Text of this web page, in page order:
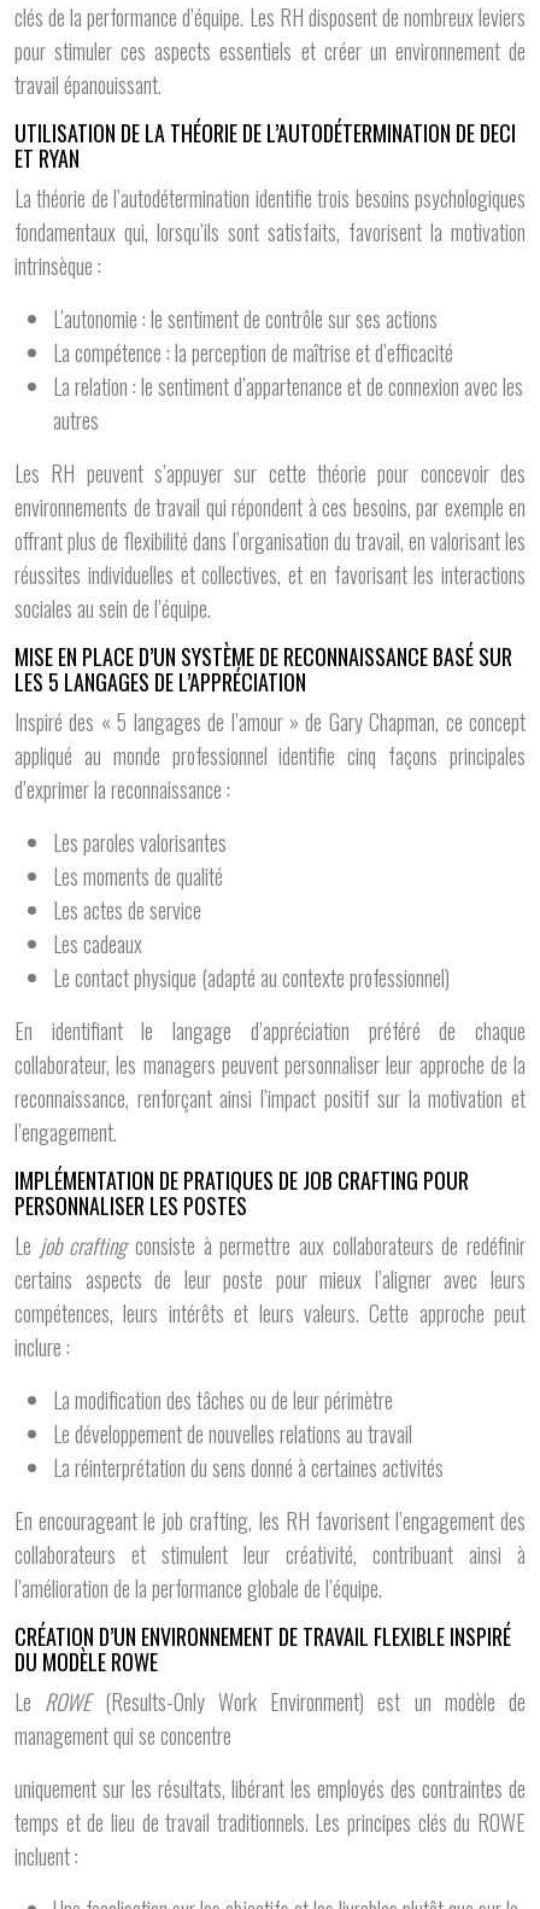
clés de la performance d’équipe. Les RH disposent de nombreux leviers
pour stimuler ces aspects essentiels et créer un environnement de
travail épanouissant.
UTILISATION DE LA THÉORIE DE L’AUTODÉTERMINATION DE DECI
ET RYAN
La théorie de l’autodétermination identifie trois besoins psychologiques
fondamentaux qui, lorsqu’ils sont satisfaits, favorisent la motivation
intrinsèque :
L’autonomie : le sentiment de contrôle sur ses actions
La compétence : la perception de maîtrise et d’efficacité
La relation : le sentiment d’appartenance et de connexion avec les
autres
Les RH peuvent s’appuyer sur cette théorie pour concevoir des
environnements de travail qui répondent à ces besoins, par exemple en
offrant plus de flexibilité dans l’organisation du travail, en valorisant les
réussites individuelles et collectives, et en favorisant les interactions
sociales au sein de l’équipe.
MISE EN PLACE D’UN SYSTÈME DE RECONNAISSANCE BASÉ SUR
LES 5 LANGAGES DE L’APPRÉCIATION
Inspiré des « 5 langages de l’amour » de Gary Chapman, ce concept
appliqué au monde professionnel identifie cinq façons principales
d’exprimer la reconnaissance :
Les paroles valorisantes
Les moments de qualité
Les actes de service
Les cadeaux
Le contact physique (adapté au contexte professionnel)
En identifiant le langage d’appréciation préféré de chaque
collaborateur, les managers peuvent personnaliser leur approche de la
reconnaissance, renforçant ainsi l’impact positif sur la motivation et
l’engagement.
IMPLÉMENTATION DE PRATIQUES DE JOB CRAFTING POUR
PERSONNALISER LES POSTES
Le job craftingconsiste à permettre aux collaborateurs de redéfinir
certains aspects de leur poste pour mieux l’aligner avec leurs
compétences, leurs intérêts et leurs valeurs. Cette approche peut
inclure :
La modification des tâches ou de leur périmètre
Le développement de nouvelles relations au travail
La réinterprétation du sens donné à certaines activités
En encourageant le job crafting, les RH favorisent l’engagement des
collaborateurs et stimulent leur créativité, contribuant ainsi à
l’amélioration de la performance globale de l’équipe.
CRÉATION D’UN ENVIRONNEMENT DE TRAVAIL FLEXIBLE INSPIRÉ
DU MODÈLE ROWE
Le ROWE (Results-Only Work Environment) est un modèle de
management qui se concentre
uniquement sur les résultats, libérant les employés des contraintes de
temps et de lieu de travail traditionnels. Les principes clés du ROWE
incluent :